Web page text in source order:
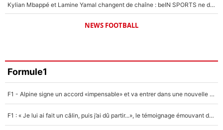
Kylian Mbappé et Lamine Yamal changent de chaîne : beIN SPORTS ne digère pas cette décision historique et prédit un fiasco pour la Liga
NEWS FOOTBALL
Formule1
F1 - Alpine signe un accord «impensable» et va entrer dans une nouvelle dimension : Grande nouvelle pour Pierre Gasly !
F1 : « Je lui ai fait un câlin, puis j’ai dû partir...», le témoignage émouvant de Max Verstappen sur sa fille